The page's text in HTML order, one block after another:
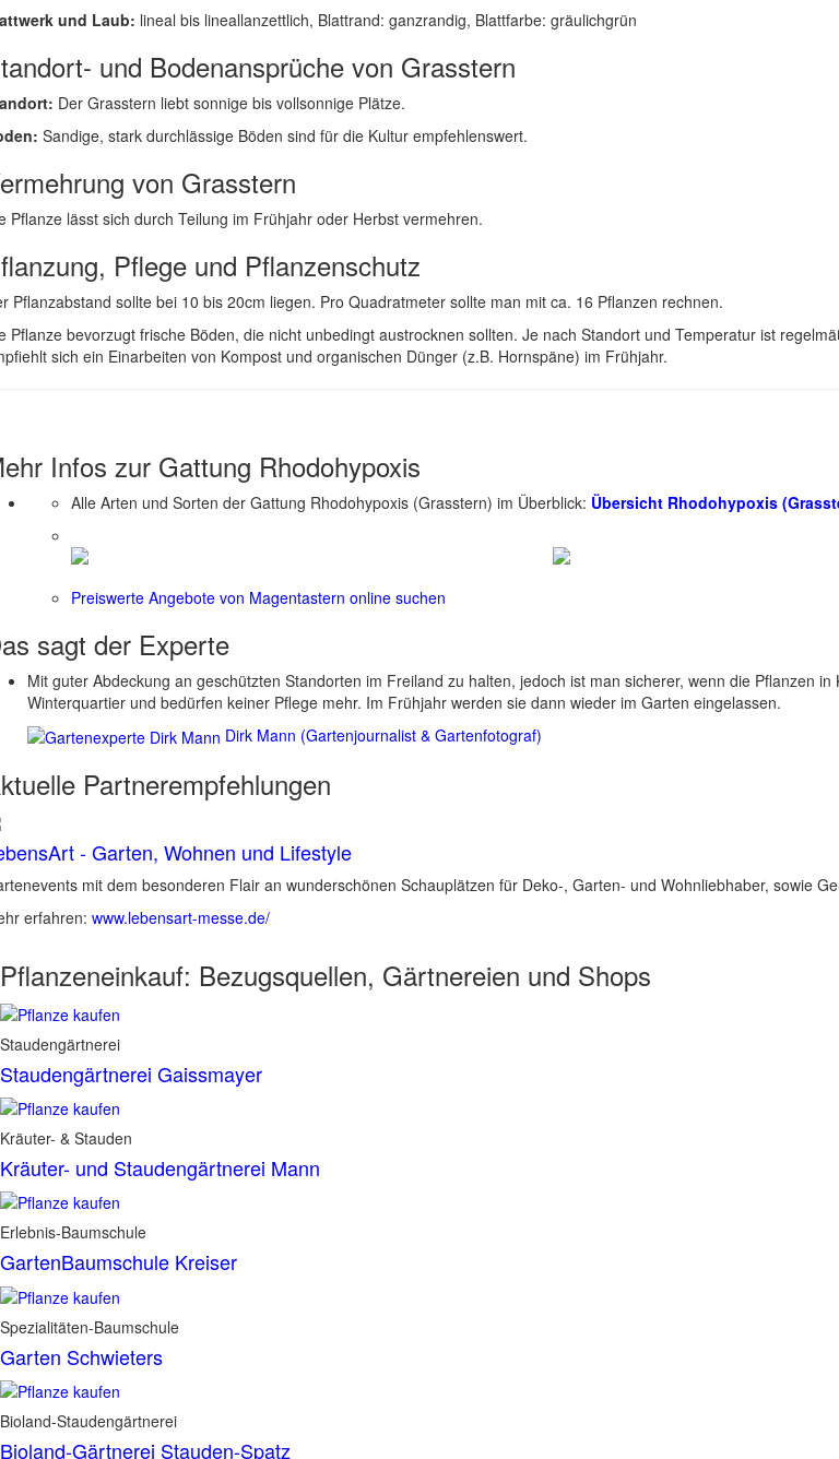
und Laub: lineal bis lineallanzettlich, Blattrand: ganzrandig, Blattfarbe: gräulichgrün
und Bodenansprüche von Grasstern
Der Grasstern liebt sonnige bis vollsonnige Plätze.
Sandige, stark durchlässige Böden sind für die Kultur empfehlenswert.
von Grasstern
Pflanze lässt sich durch Teilung im Frühjahr oder Herbst vermehren.
Pflege und Pflanzenschutz
Pflanzabstand sollte bei 10 bis 20cm liegen. Pro Quadratmeter sollte man mit ca. 16 Pflanzen rechnen.
Pflanze bevorzugt frische Böden, die nicht unbedingt austrocknen sollten. Je nach Standort und Temperatur ist
sich ein Einarbeiten von Kompost und organischen Dünger (z.B. Hornspäne) im Frühjahr.
Infos zur Gattung Rhodohypoxis
Alle Arten und Sorten der Gattung Rhodohypoxis (Grasstern) im Überblick: Übersicht Rhodohypoxis
Preiswerte Angebote von Magentastern online suchen
sagt der Experte
Mit guter Abdeckung an geschützten Standorten im Freiland zu halten, jedoch ist man sicherer, wenn die Pflanzen
Winterquartier und bedürfen keiner Pflege mehr. Im Frühjahr werden sie dann wieder im Garten eingelassen.
Dirk Mann (Gartenjournalist & Gartenfotograf)
Partnerempfehlungen
- Garten, Wohnen und Lifestyle
mit dem besonderen Flair an wunderschönen Schauplätzen für Deko-, Garten- und Wohnliebhaber, sowie
erfahren: www.lebensart-messe.de/
Pflanzeneinkauf: Bezugsquellen, Gärtnereien und Shops
Staudengärtnerei
Staudengärtnerei Gaissmayer
Kräuter- & Stauden
Kräuter- und Staudengärtnerei Mann
Erlebnis-Baumschule
GartenBaumschule Kreiser
Spezialitäten-Baumschule
Garten Schwieters
Bioland-Staudengärtnerei
Bioland-Gärtnerei Stauden-Spatz